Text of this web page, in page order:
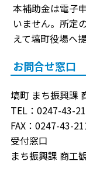
本補助金は電子
いません。所定
えて塙町役場へ
お問合せ窓口
塙町 まち振興課
TEL：0247-43-
FAX：0247-43-
受付窓口
まち振興課 商工